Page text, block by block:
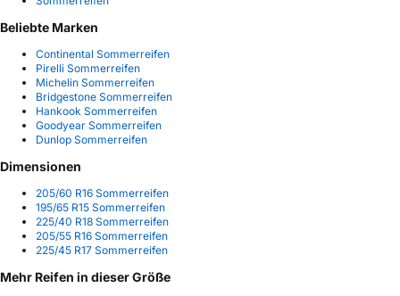
Beliebte Marken
Continental Sommerreifen
Pirelli Sommerreifen
Michelin Sommerreifen
Bridgestone Sommerreifen
Hankook Sommerreifen
Goodyear Sommerreifen
Dunlop Sommerreifen
Dimensionen
205/60 R16 Sommerreifen
195/65 R15 Sommerreifen
225/40 R18 Sommerreifen
205/55 R16 Sommerreifen
225/45 R17 Sommerreifen
Mehr Reifen in dieser Größe